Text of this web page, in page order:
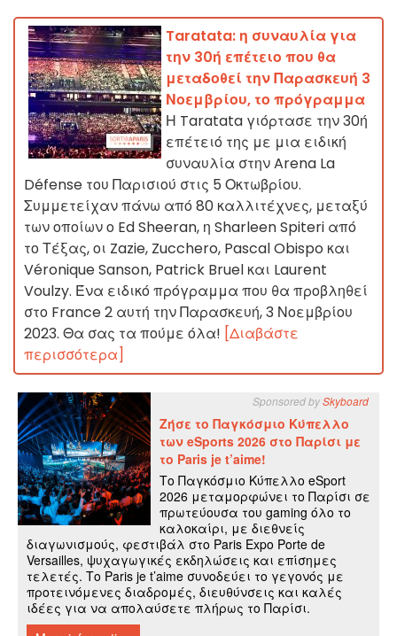
Taratata: η συναυλία για
την 30ή επέτειο που θα
μεταδοθεί την Παρασκευή 3
Νοεμβρίου, το πρόγραμμα
Η Taratata γιόρτασε την 30ή
επέτειό της με μια ειδική
συναυλία στην Arena La
Défense του Παρισιού στις 5 Οκτωβρίου.
Συμμετείχαν πάνω από 80 καλλιτέχνες, μεταξύ
των οποίων ο Ed Sheeran, η Sharleen Spiteri από
το Τέξας, οι Zazie, Zucchero, Pascal Obispo και
Véronique Sanson, Patrick Bruel και Laurent
Voulzy. Ένα ειδικό πρόγραμμα που θα προβληθεί
στο France 2 αυτή την Παρασκευή, 3 Νοεμβρίου
2023. Θα σας τα πούμε όλα! [Διαβάστε
περισσότερα]